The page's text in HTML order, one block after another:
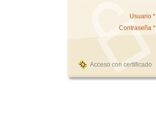
Usuario *
Contraseña *
Acceso con certificado